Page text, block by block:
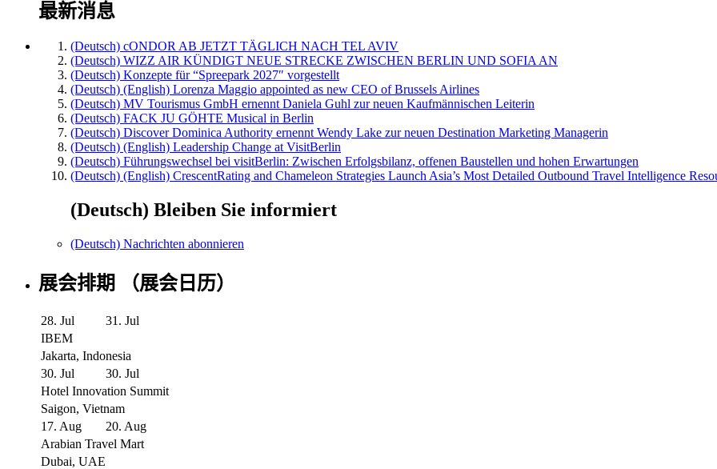
最新消息
(Deutsch) cONDOR AB JETZT TÄGLICH NACH TEL AVIV
(Deutsch) WIZZ AIR KÜNDIGT NEUE STRECKE ZWISCHEN BERLIN UND SOFIA AN
(Deutsch) Konzepte für “Spreepark 2027″ vorgestellt
(Deutsch) (English) Lorenza Maggio appointed as new CEO of Brussels Airlines
(Deutsch) MV Tourismus GmbH ernennt Daniela Guhl zur neuen Kaufmännischen Leiterin
(Deutsch) FACK JU GÖHTE Musical in Berlin
(Deutsch) Discover Dominica Authority ernennt Wendy Lake zur neuen Destination Marketing Managerin
(Deutsch) (English) Leadership Change at VisitBerlin
(Deutsch) Führungswechsel bei visitBerlin: Zwischen Erfolgsbilanz, offenen Baustellen und hohen Erwartungen
(Deutsch) (English) CrescentRating and Chameleon Strategies Launch Asia’s Most Detailed Outbound Travel Intelligence
(Deutsch) Bleiben Sie informiert
(Deutsch) Nachrichten abonnieren
展会排期 （展会日历）
28. Jul
31. Jul
IBEM
Jakarta, Indonesia
30. Jul
30. Jul
Hotel Innovation Summit
Saigon, Vietnam
17. Aug
20. Aug
Arabian Travel Mart
Dubai, UAE